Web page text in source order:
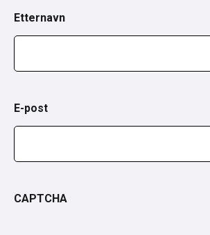
Etternavn
E-post
CAPTCHA